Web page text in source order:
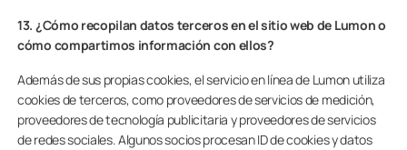
13. ¿Cómo recopilan datos terceros en el sitio web de Lumon o
cómo compartimos información con ellos?
Además de sus propias cookies, el servicio en línea de Lumon utiliza
cookies de terceros, como proveedores de servicios de medición,
proveedores de tecnología publicitaria y proveedores de servicios
de redes sociales. Algunos socios procesan ID de cookies y datos